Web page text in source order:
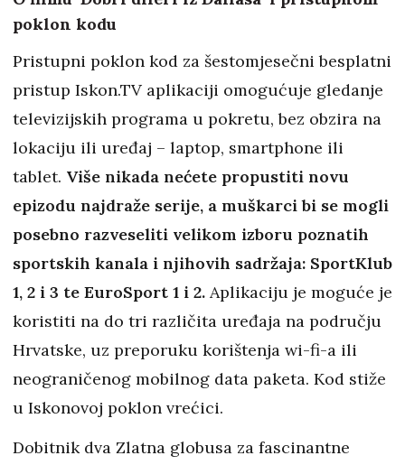
poklon kodu
Pristupni poklon kod za šestomjesečni besplatni
pristup Iskon.TV aplikaciji omogućuje gledanje
televizijskih programa u pokretu, bez obzira na
lokaciju ili uređaj – laptop, smartphone ili
tablet. Više nikada nećete propustiti novu
epizodu najdraže serije, a muškarci bi se mogli
posebno razveseliti velikom izboru poznatih
sportskih kanala i njihovih sadržaja: SportKlub
1, 2 i 3 te EuroSport 1 i 2. Aplikaciju je moguće je
koristiti na do tri različita uređaja na području
Hrvatske, uz preporuku korištenja wi-fi-a ili
neograničenog mobilnog data paketa. Kod stiže
u Iskonovoj poklon vrećici.
Dobitnik dva Zlatna globusa za fascinantne